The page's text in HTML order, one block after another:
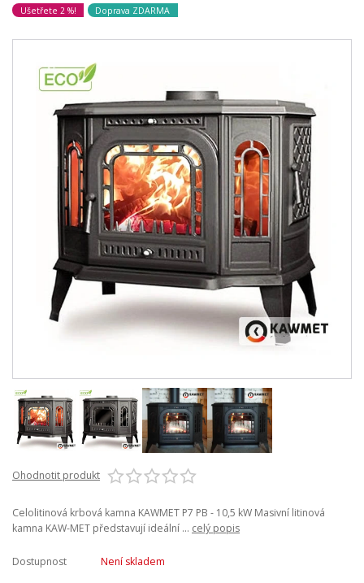
Ušetřete 2 %! Doprava ZDARMA
Ohodnotit produkt
Celolitinová krbová kamna KAWMET P7 PB - 10,5 kW Masivní litinová
kamna KAW-MET představují ideální ... celý popis
Dostupnost Není skladem